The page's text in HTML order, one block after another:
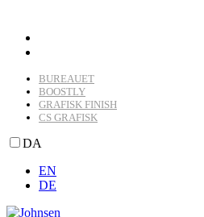
BUREAUET
BOOSTLY
GRAFISK FINISH
CS GRAFISK
DA
EN
DE